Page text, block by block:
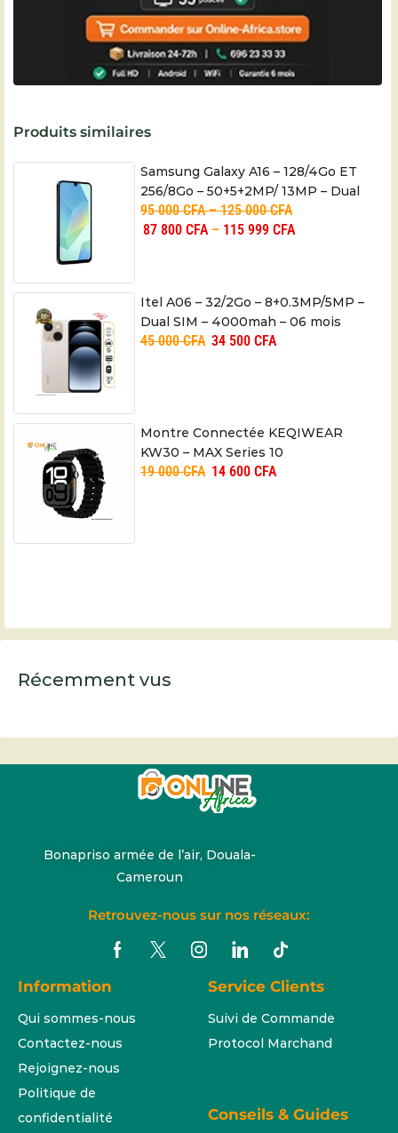
Produits similaires
Samsung Galaxy A16 – 128/4Go ET
256/8Go – 50+5+2MP/ 13MP – Dual
SIM – 5000mAh – 06 mois
95 000CFA–125 000CFA
87 800 CFA– 115 999 CFA
Itel A06 – 32/2Go – 8+0.3MP/5MP –
Dual SIM – 4000mah – 06 mois
45 000CFA 34 500 CFA
Montre Connectée KEQIWEAR
KW30 – MAX Series 10
19 000CFA 14 600 CFA
Récemment vus
Bonapriso armée de l’air, Douala-
Cameroun
Retrouvez-nous sur nos réseaux:
Information
Qui sommes-nous
Contactez-nous
Rejoignez-nous
Politique de
confidentialité
Service Clients
Suivi de Commande
Protocol Marchand
Conseils & Guides